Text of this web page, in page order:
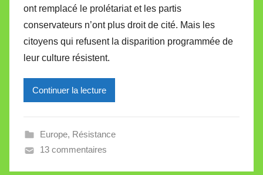
M
i
r
ont remplacé le prolétariat et les partis
conservateurs n’ont plus droit de cité. Mais les
citoyens qui refusent la disparition programmée de
leur culture résistent.
Continuer la lecture
Europe, Résistance
13 commentaires